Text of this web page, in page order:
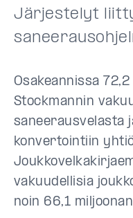
Järjestelyt
Osakeannissa
Stockmannin
saneerausvelasta
konvertointiin
vakuudellisia
noin 66,1